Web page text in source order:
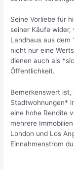
Seine Vorliebe für
seiner Käufe
Landhaus aus dem
nicht nur eine
dienen auch als
Öffentlichkeit.
Bemerkenswert
Stadtwohnungen*
eine hohe Rendite
mehrere
London und Los
Einnahmenstrom